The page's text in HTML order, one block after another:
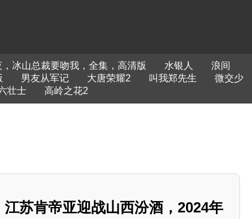
冰山总裁要吻我，全集，高清版 水银人
浪间
男友从军记 大唐荣耀2 叫我郑先生
微交少
壮士 高岭之花2
苏肯帝亚迎战山西汾酒，2024年